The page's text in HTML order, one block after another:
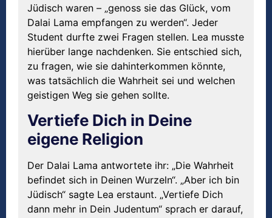
Jüdisch waren – „genoss sie das Glück, vom
Dalai Lama empfangen zu werden“. Jeder
Student durfte zwei Fragen stellen. Lea musste
hierüber lange nachdenken. Sie entschied sich,
zu fragen, wie sie dahinterkommen könnte,
was tatsächlich die Wahrheit sei und welchen
geistigen Weg sie gehen sollte.
Vertiefe Dich in Deine
eigene Religion
Der Dalai Lama antwortete ihr: „Die Wahrheit
befindet sich in Deinen Wurzeln“. „Aber ich bin
Jüdisch“ sagte Lea erstaunt. „Vertiefe Dich
dann mehr in Dein Judentum“ sprach er darauf,